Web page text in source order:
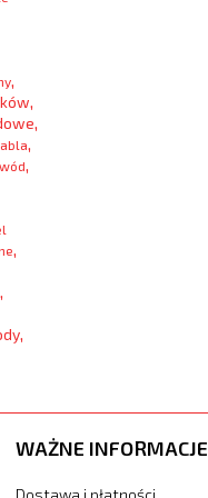
,
,
,
,
,
,
,
,
WAŻNE INFORMACJE
Dostawa i płatności